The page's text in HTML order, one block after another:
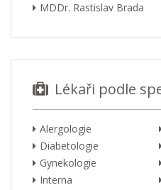
MDDr. Rastislav Brada
Lékaři podle
Alergologie
Diabetologie
Gynekologie
Interna